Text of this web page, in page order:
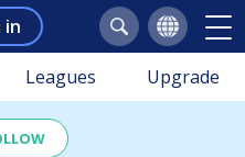
in
Leagues Upgrade